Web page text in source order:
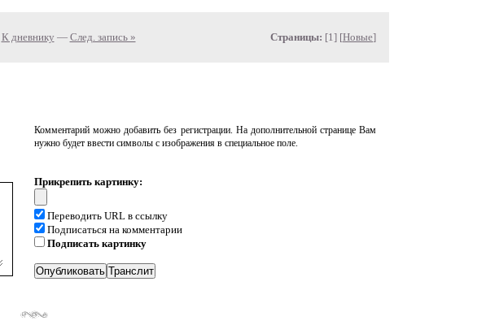
К дневнику — След. запись » Страницы: [1] [Новые]
Комментарий можно добавить без регистрации. На дополнительной странице Вам
нужно будет ввести символы с изображения в специальное поле.
Прикрепить картинку:
Переводить URL в ссылку
Подписаться на комментарии
Подписать картинку